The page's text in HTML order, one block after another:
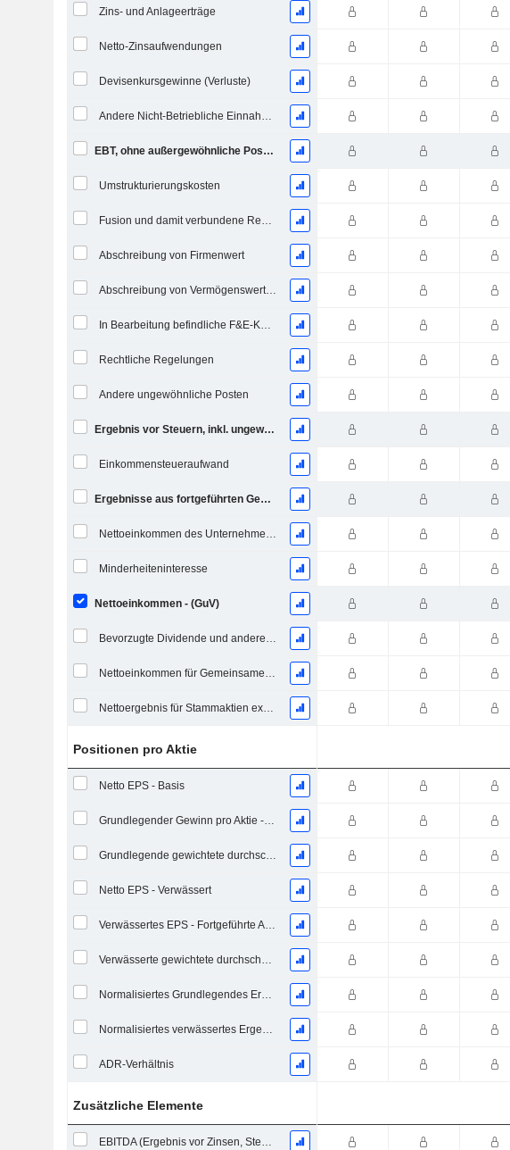
Zins- und Anlageerträge
Netto-Zinsaufwendungen
Devisenkursgewinne (Verluste)
Andere Nicht-Betriebliche Einnahmen (Ausgaben)
EBT, ohne außergewöhnliche Posten
Umstrukturierungskosten
Fusion und damit verbundene Restrukturierungskosten
Abschreibung von Firmenwert
Abschreibung von Vermögenswerten
In Bearbeitung befindliche F&E-Kosten
Rechtliche Regelungen
Andere ungewöhnliche Posten
Ergebnis vor Steuern, inkl. ungewöhnliche Posten
Einkommensteueraufwand
Ergebnisse aus fortgeführten Geschäftstätigkeiten
Nettoeinkommen des Unternehmens
Minderheiteninteresse
Nettoeinkommen - (GuV)
Bevorzugte Dividende und andere Anpassungen
Nettoeinkommen für Gemeinsames einschließlich außerordentlicher Posten
Nettoergebnis für Stammaktien exkl. außerordentliche Posten
Positionen pro Aktie
Netto EPS - Basis
Grundlegender Gewinn pro Aktie - Fortlaufende Geschäftstätigkeit
Grundlegende gewichtete durchschnittliche ausstehende Aktien
Netto EPS - Verwässert
Verwässertes EPS - Fortgeführte Aktivitäten
Verwässerte gewichtete durchschnittliche ausstehende Aktien
Normalisiertes Grundlegendes Ergebnis je Aktie
Normalisiertes verwässertes Ergebnis pro Aktie
ADR-Verhältnis
Zusätzliche Elemente
EBITDA (Ergebnis vor Zinsen, Steuern, Abschreibungen auf immaterielle Vermögenswerte und Sachanlagen)